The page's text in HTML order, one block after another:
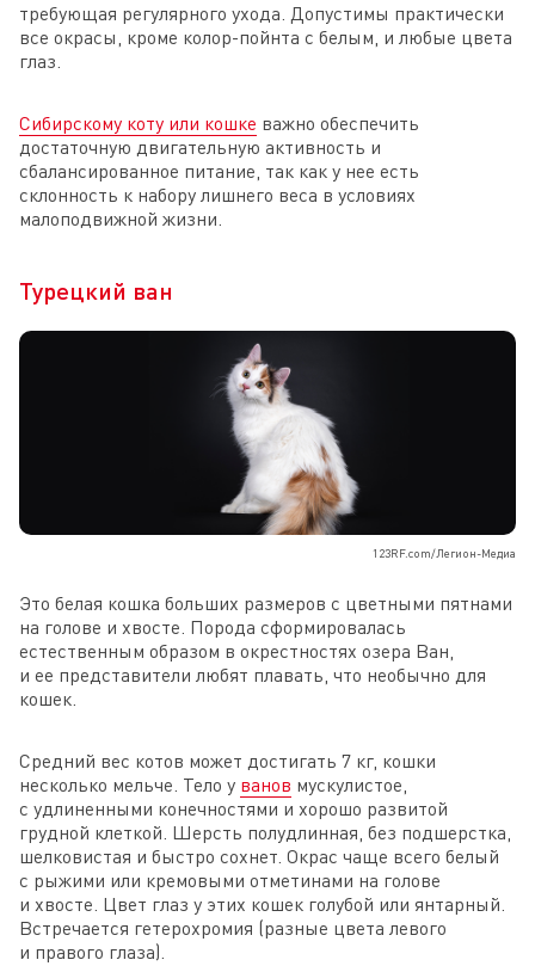
требующая регулярного ухода. Допустимы практически
все окрасы, кроме колор-пойнта с белым, и любые цвета
глаз.
Cибирскому коту или кошке важно обеспечить
достаточную двигательную активность и
сбалансированное питание, так как у нее есть
склонность к набору лишнего веса в условиях
малоподвижной жизни.
Турецкий ван
123RF.com/Легион-Медиа
Это белая кошка больших размеров с цветными пятнами
на голове и хвосте. Порода сформировалась
естественным образом в окрестностях озера Ван,
и ее представители любят плавать, что необычно для
кошек.
Средний вес котов может достигать 7 кг, кошки
несколько мельче. Тело у ванов мускулистое,
с удлиненными конечностями и хорошо развитой
грудной клеткой. Шерсть полудлинная, без подшерстка,
шелковистая и быстро сохнет. Окрас чаще всего белый
с рыжими или кремовыми отметинами на голове
и хвосте. Цвет глаз у этих кошек голубой или янтарный.
Встречается гетерохромия (разные цвета левого
и правого глаза).